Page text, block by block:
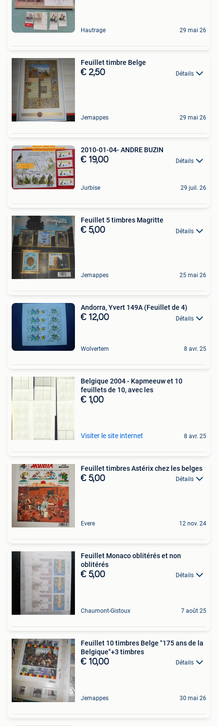
Hautrage 29 mai 26
Feuillet timbre Belge
€ 2,50 Détails
Jemappes 29 mai 26
2010-01-04- ANDRE BUZIN
€ 19,00 Détails
Jurbise 29 juil. 26
Feuillet 5 timbres Magritte
€ 5,00 Détails
Jemappes 25 mai 26
Andorra, Yvert 149A (Feuillet de 4)
€ 12,00 Détails
Wolvertem 8 avr. 25
Belgique 2004 - Kapmeeuw et 10
feuillets de 10, avec les
€ 1,00
Visiter le site internet 8 avr. 25
Feuillet timbres Astérix chez les belges
€ 5,00 Détails
Evere 12 nov. 24
Feuillet Monaco oblitérés et non
oblitérés
€ 5,00 Détails
Chaumont-Gistoux 7 août 25
Feuillet 10 timbres Belge "175 ans de la
Belgique"+3 timbres
€ 10,00 Détails
Jemappes 30 mai 26